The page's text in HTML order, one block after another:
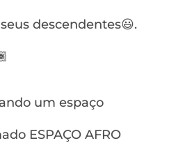
descendentes😃.
um espaço
ESPAÇO AFRO